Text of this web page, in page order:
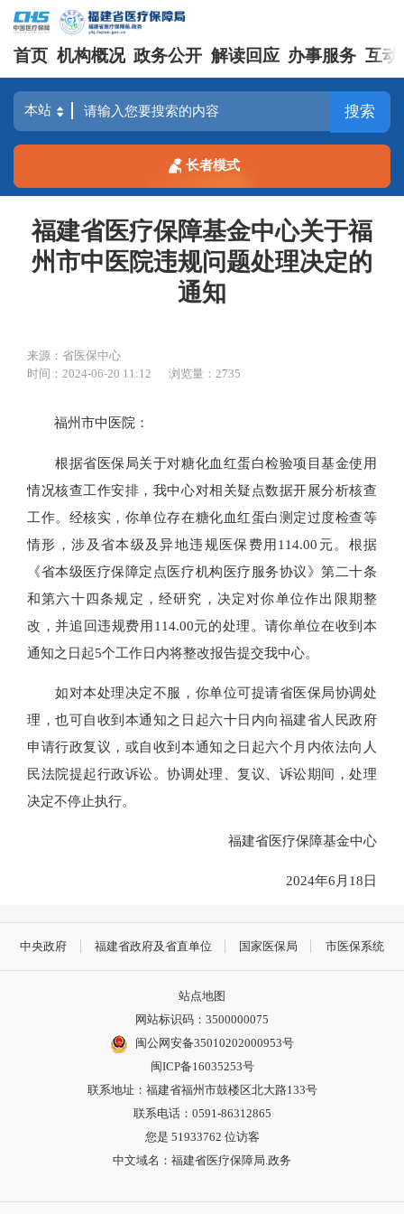
首页 机构概况 政务公开 解读回应 办事服务 互动
搜索
长者模式
福建省医疗保障基金中心关于福
州市中医院违规问题处理决定的
通知
来源：省医保中心
时间：2024-06-20 11:12
浏览量：2735
福州市中医院：
根据省医保局关于对糖化血红蛋白检验项目基金使用
情况核查工作安排，我中心对相关疑点数据开展分析核查
工作。经核实，你单位存在糖化血红蛋白测定过度检查等
情形，涉及省本级及异地违规医保费用114.00元。根据
《省本级医疗保障定点医疗机构医疗服务协议》第二十条
和第六十四条规定，经研究，决定对你单位作出限期整
改，并追回违规费用114.00元的处理。请你单位在收到本
通知之日起5个工作日内将整改报告提交我中心。
如对本处理决定不服，你单位可提请省医保局协调处
理，也可自收到本通知之日起六十日内向福建省人民政府
申请行政复议，或自收到本通知之日起六个月内依法向人
民法院提起行政诉讼。协调处理、复议、诉讼期间，处理
决定不停止执行。
福建省医疗保障基金中心
2024年6月18日
中央政府 福建省政府及省直单位 国家医保局 市医保系统
站点地图
网站标识码：3500000075
闽公网安备35010202000953号
闽ICP备16035253号
联系地址：福建省福州市鼓楼区北大路133号
联系电话：0591-86312865
您是 51933762 位访客
中文域名：福建省医疗保障局.政务